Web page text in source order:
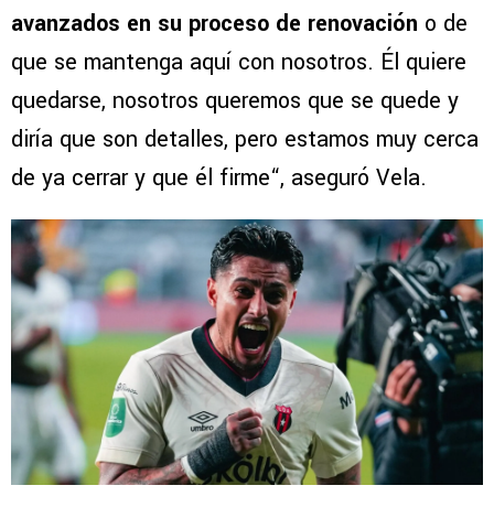
avanzados en su proceso de renovación o de
que se mantenga aquí con nosotros. Él quiere
quedarse, nosotros queremos que se quede y
diría que son detalles, pero estamos muy cerca
de ya cerrar y que él firme“, aseguró Vela.